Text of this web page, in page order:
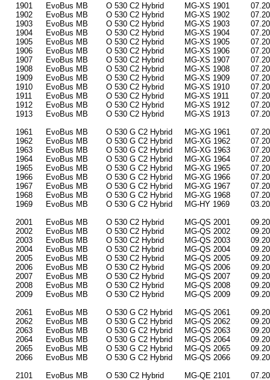
1901
EvoBus MB O 530 C2 Hybrid MG-XS 1901
1902
EvoBus MB O 530 C2 Hybrid MG-XS 1902
1903
EvoBus MB O 530 C2 Hybrid MG-XS 1903
1904
EvoBus MB O 530 C2 Hybrid MG-XS 1904
1905
EvoBus MB O 530 C2 Hybrid MG-XS 1905
1906
EvoBus MB O 530 C2 Hybrid MG-XS 1906
1907
EvoBus MB O 530 C2 Hybrid MG-XS 1907
1908
EvoBus MB O 530 C2 Hybrid MG-XS 1908
1909
EvoBus MB O 530 C2 Hybrid MG-XS 1909
1910
EvoBus MB O 530 C2 Hybrid MG-XS 1910
1911
EvoBus MB O 530 C2 Hybrid MG-XS 1911
1912
EvoBus MB O 530 C2 Hybrid MG-XS 1912
1913
EvoBus MB O 530 C2 Hybrid MG-XS 1913
1961
EvoBus MB O 530 G C2 Hybrid MG-XG 1961
1962
EvoBus MB O 530 G C2 Hybrid MG-XG 1962
1963
EvoBus MB O 530 G C2 Hybrid MG-XG 1963
1964
EvoBus MB O 530 G C2 Hybrid MG-XG 1964
1965
EvoBus MB O 530 G C2 Hybrid MG-XG 1965
1966
EvoBus MB O 530 G C2 Hybrid MG-XG 1966
1967
EvoBus MB O 530 G C2 Hybrid MG-XG 1967
1968
EvoBus MB O 530 G C2 Hybrid MG-XG 1968
1969
EvoBus MB O 530 G C2 Hybrid MG-HY 1969
2001
EvoBus MB O 530 C2 Hybrid MG-QS 2001
2002
EvoBus MB O 530 C2 Hybrid MG-QS 2002
2003
EvoBus MB O 530 C2 Hybrid MG-QS 2003
2004
EvoBus MB O 530 C2 Hybrid MG-QS 2004
2005
EvoBus MB O 530 C2 Hybrid MG-QS 2005
2006
EvoBus MB O 530 C2 Hybrid MG-QS 2006
2007
EvoBus MB O 530 C2 Hybrid MG-QS 2007
2008
EvoBus MB O 530 C2 Hybrid MG-QS 2008
2009
EvoBus MB O 530 C2 Hybrid MG-QS 2009
2061
EvoBus MB O 530 G C2 Hybrid MG-QS 2061
2062
EvoBus MB O 530 G C2 Hybrid MG-QS 2062
2063
EvoBus MB O 530 G C2 Hybrid MG-QS 2063
2064
EvoBus MB O 530 G C2 Hybrid MG-QS 2064
2065
EvoBus MB O 530 G C2 Hybrid MG-QS 2065
2066
EvoBus MB O 530 G C2 Hybrid MG-QS 2066
2101
EvoBus MB O 530 C2 Hybrid MG-QE 2101